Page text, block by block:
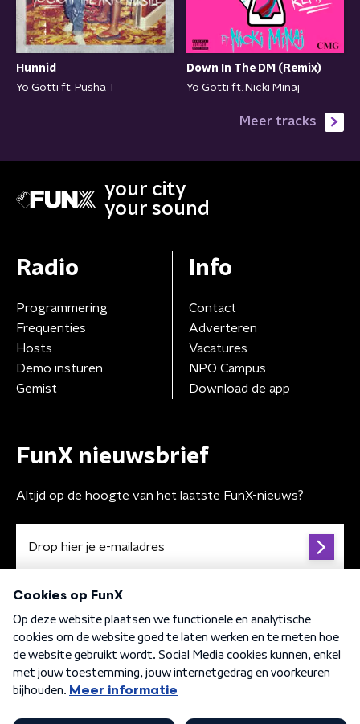
Hunnid
Yo Gotti ft. Pusha T
Down In The DM (Remix)
Yo Gotti ft. Nicki Minaj
Meer tracks
your city
your sound
Radio
Programmering
Frequenties
Hosts
Demo insturen
Gemist
Info
Contact
Adverteren
Vacatures
NPO Campus
Download de app
FunX nieuwsbrief
Altijd op de hoogte van het laatste FunX-nieuws?
Algemene voorwaarden Privacybeleid